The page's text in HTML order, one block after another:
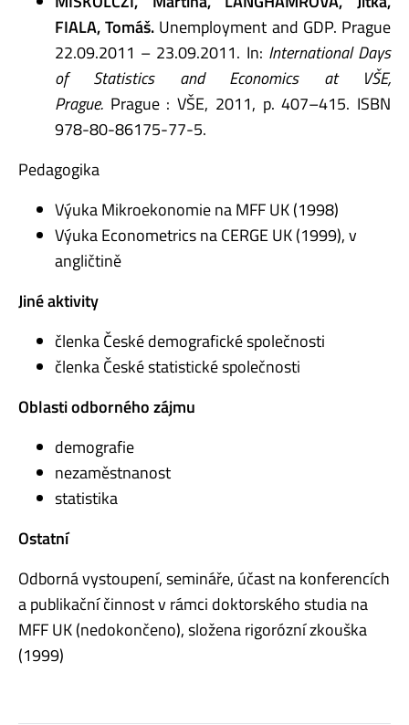
FIALA, Tomáš. Unemployment and GDP. Prague
22.09.2011 – 23.09.2011. In: International Days
of Statistics and Economics at VŠE,
Prague. Prague : VŠE, 2011, p. 407–415. ISBN
978-80-86175-77-5.
Pedagogika
Výuka Mikroekonomie na MFF UK (1998)
Výuka Econometrics na CERGE UK (1999), v
angličtině
Jiné aktivity
členka České demografické společnosti
členka České statistické společnosti
Oblasti odborného zájmu
demografie
nezaměstnanost
statistika
Ostatní
Odborná vystoupení, semináře, účast na konferencích
a publikační činnost v rámci doktorského studia na
MFF UK (nedokončeno), složena rigorózní zkouška
(1999)